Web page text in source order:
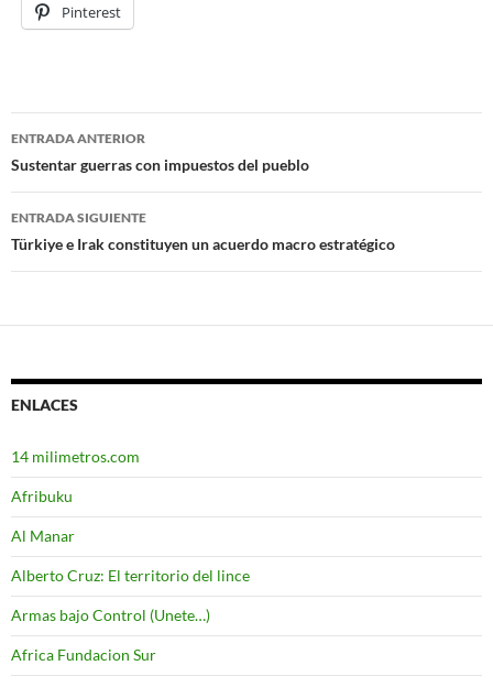
Pinterest
Navegación
de
entradas
ENTRADA ANTERIOR
Sustentar guerras con impuestos del pueblo
ENTRADA SIGUIENTE
Türkiye e Irak constituyen un acuerdo macro estratégico
ENLACES
14 milimetros.com
Afribuku
Al Manar
Alberto Cruz: El territorio del lince
Armas bajo Control (Unete…)
Africa Fundacion Sur